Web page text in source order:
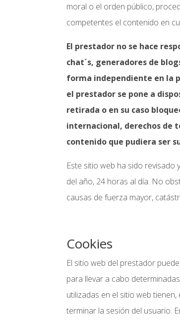
moral o el orden público,
competentes el contenido en
El prestador no se hace
chat´s, generadores de
forma independiente en la
el prestador se pone a
retirada o en su caso
internacional, derechos de
contenido que pudiera ser
Este sitio web ha sido
del año, 24 horas al día. No
causas de fuerza mayor,
Cookies
El sitio web del prestador
para llevar a cabo
utilizadas en el sitio web
terminar la sesión del usuario.